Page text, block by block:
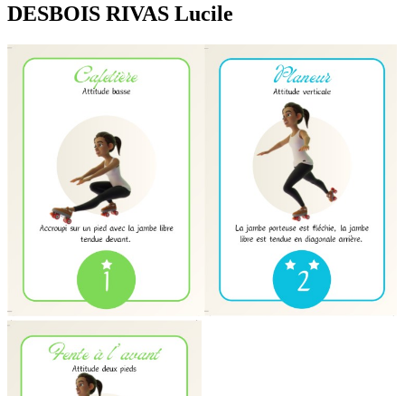
DESBOIS RIVAS Lucile